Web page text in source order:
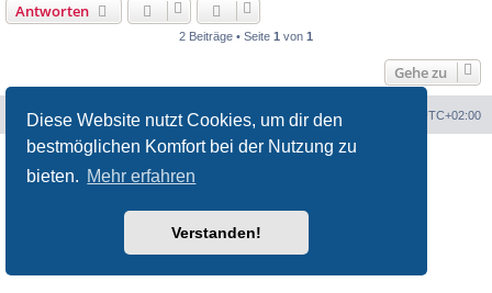
Diese Website nutzt Cookies, um dir den
bestmöglichen Komfort bei der Nutzung zu
bieten. Mehr erfahren
Verstanden!
Antworten
2 Beiträge • Seite 1 von 1
Gehe zu
Foren-Übersicht Alle Zeiten sind UTC+02:00
Alle Cookies löschen
Powered by phpBB® Forum Software © phpBB Limited
Deutsche Übersetzung durch